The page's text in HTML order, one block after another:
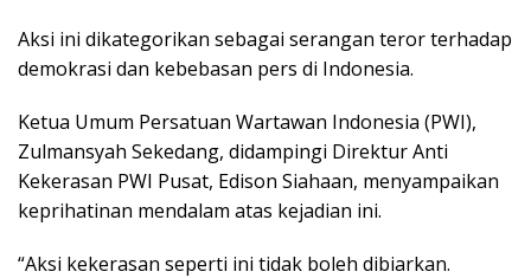
Aksi ini dikategorikan sebagai serangan teror terhadap
demokrasi dan kebebasan pers di Indonesia.
Ketua Umum Persatuan Wartawan Indonesia (PWI),
Zulmansyah Sekedang, didampingi Direktur Anti
Kekerasan PWI Pusat, Edison Siahaan, menyampaikan
keprihatinan mendalam atas kejadian ini.
“Aksi kekerasan seperti ini tidak boleh dibiarkan.